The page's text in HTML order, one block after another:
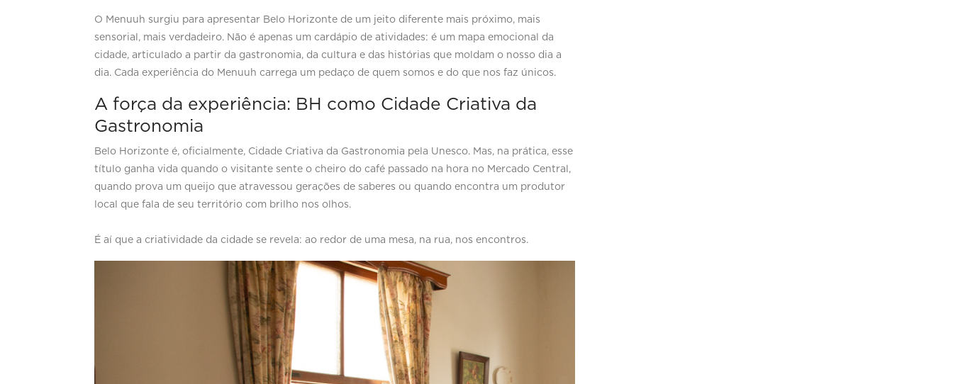
O Menuuh surgiu para apresentar Belo Horizonte de um jeito diferente mais próximo, mais
sensorial, mais verdadeiro. Não é apenas um cardápio de atividades: é um mapa emocional da
cidade, articulado a partir da gastronomia, da cultura e das histórias que moldam o nosso dia a
dia. Cada experiência do Menuuh carrega um pedaço de quem somos e do que nos faz únicos.
A força da experiência: BH como Cidade Criativa da
Gastronomia
Belo Horizonte é, oficialmente, Cidade Criativa da Gastronomia pela Unesco. Mas, na prática, esse
título ganha vida quando o visitante sente o cheiro do café passado na hora no Mercado Central,
quando prova um queijo que atravessou gerações de saberes ou quando encontra um produtor
local que fala de seu território com brilho nos olhos.
É aí que a criatividade da cidade se revela: ao redor de uma mesa, na rua, nos encontros.